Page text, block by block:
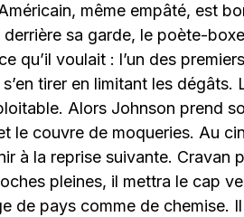
même empâté, est
derrière sa garde, le poète-
qu’il voulait : l’un des
tirer en limitant les
Alors Johnson prend
le couvre de moqueries. Au
à la reprise suivante. Cravan
pleines, il mettra le cap
de pays comme de chemise.